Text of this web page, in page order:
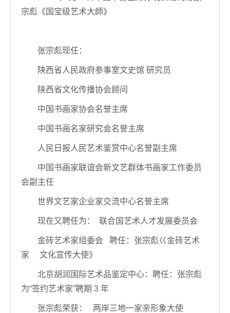
宗彪《国宝级艺术大師》
张宗彪现任：
陕西省人民政府参事室文史馆 研究员
陕西省文化传播协会顾问
中国书画家协会名誉主席
中国书画名家研究会名誉主席
人民日报人民艺术鉴赏中心名誉副主席
中国书画家联谊会新文艺群体书画家工作委员
会副主任
世界文艺家企业家交流中心名誉主席
现在又聘任为： 联合国艺术人才发展委员会
金砖艺术家组委会 聘任：张宗彪巜金砖艺术
家 文化宣传大使》
北京胡润国际艺术品鉴定中心：聘任：张宗彪
为“签约艺术家”聘期 3 年
张宗彪荣获： 两岸三地一家亲形象大使